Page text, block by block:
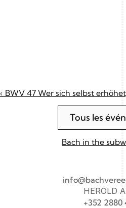
‹ BWV 47 Wer sich selbst
Tous les
Bach in the
HEROLD
+352 2880